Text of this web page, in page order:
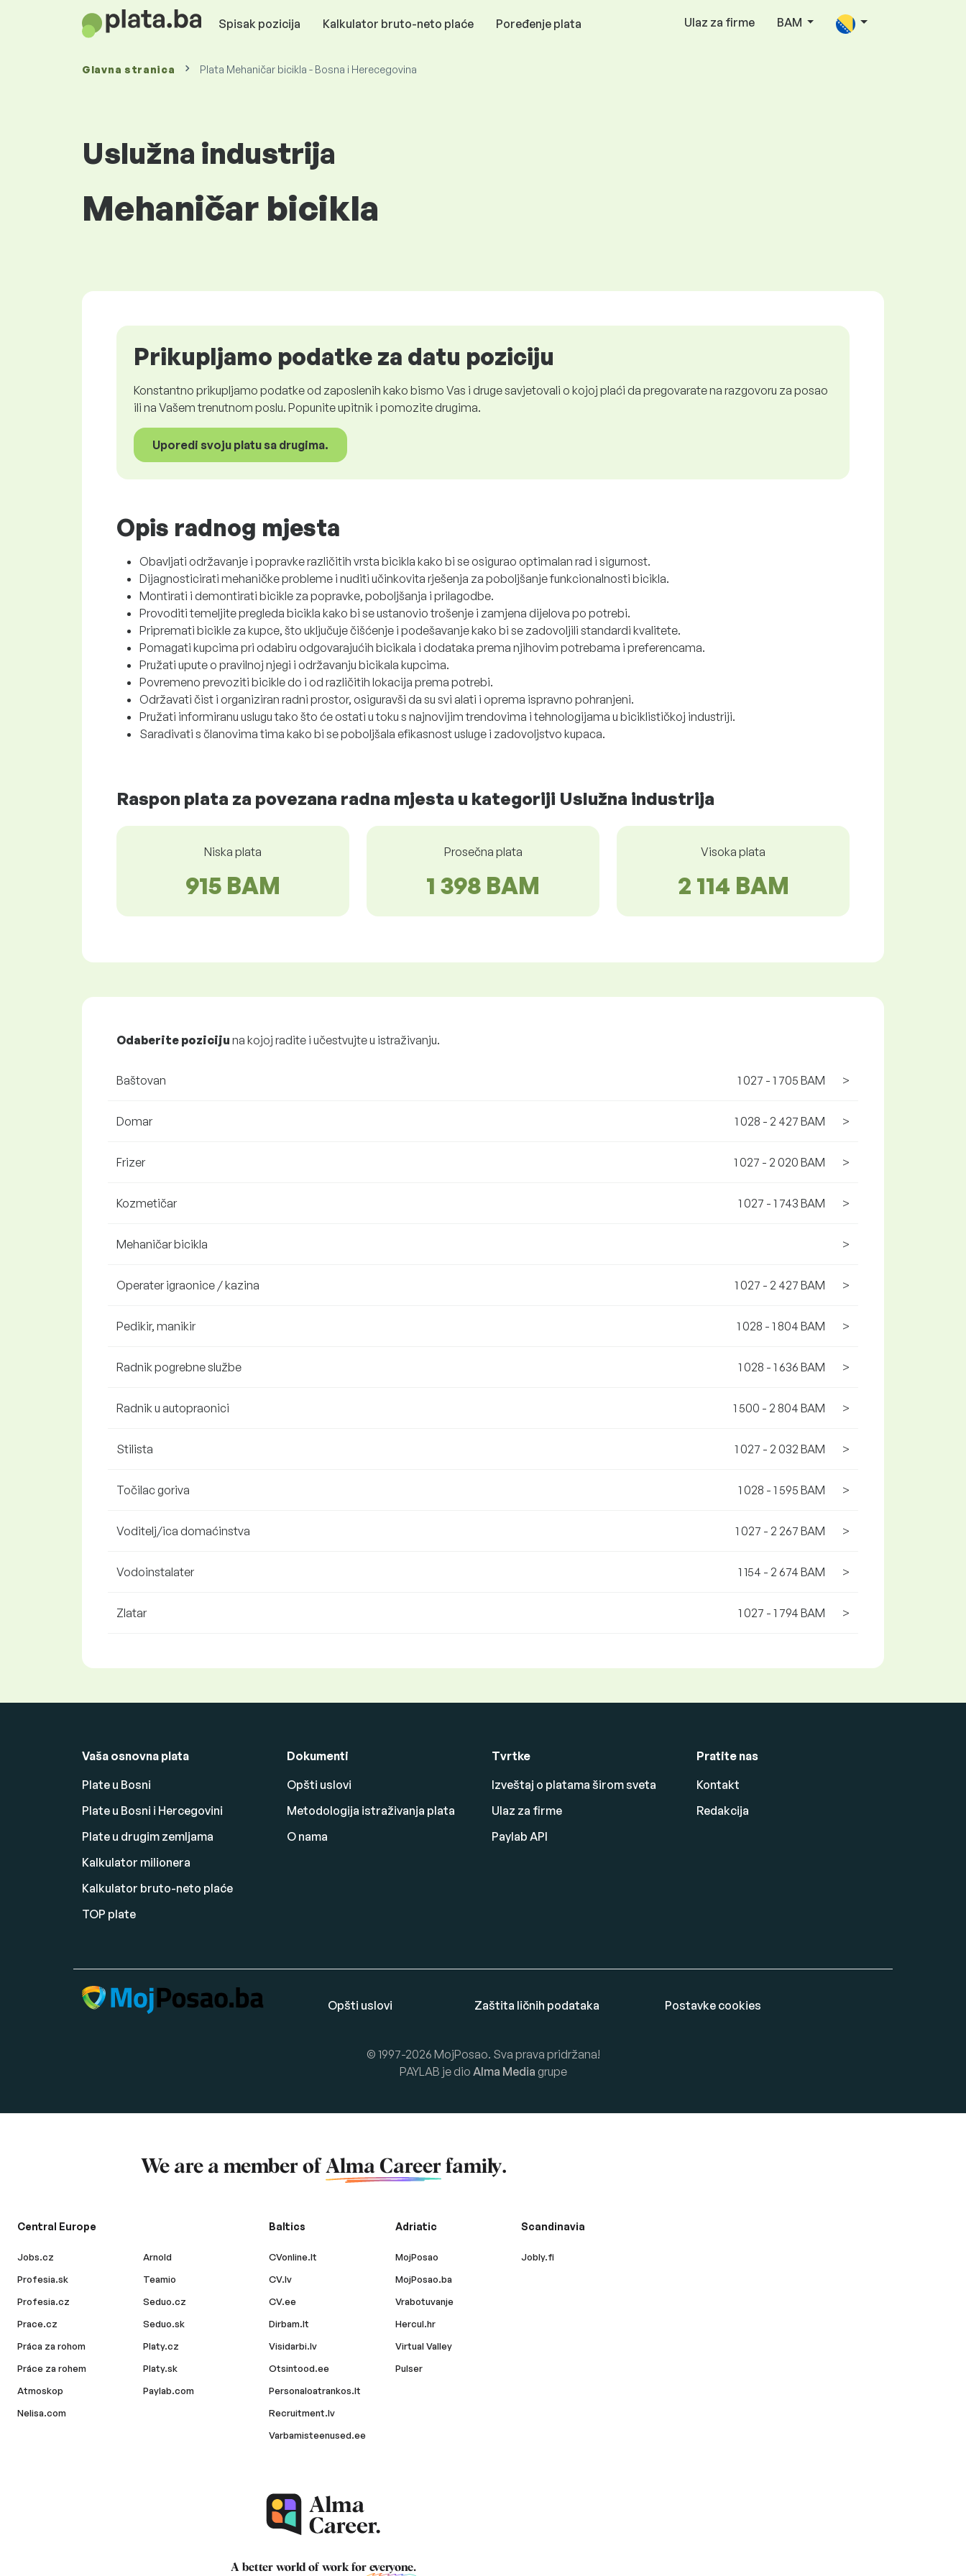
Spisak pozicija Kalkulator bruto-neto plaće Poređenje plata Ulaz za firme BAM
Glavna stranica Plata Mehaničar bicikla - Bosna i Herecegovina
Uslužna industrija
Mehaničar bicikla
Prikupljamo podatke za datu poziciju
Konstantno prikupljamo podatke od zaposlenih kako bismo Vas i druge savjetovali o kojoj plaći da pregovarate na razgovoru za posao
ili na Vašem trenutnom poslu. Popunite upitnik i pomozite drugima.
Uporedi svoju platu sa drugima.
Opis radnog mjesta
Obavljati održavanje i popravke različitih vrsta bicikla kako bi se osigurao optimalan rad i sigurnost.
Dijagnosticirati mehaničke probleme i nuditi učinkovita rješenja za poboljšanje funkcionalnosti bicikla.
Montirati i demontirati bicikle za popravke, poboljšanja i prilagodbe.
Provoditi temeljite pregleda bicikla kako bi se ustanovio trošenje i zamjena dijelova po potrebi.
Pripremati bicikle za kupce, što uključuje čišćenje i podešavanje kako bi se zadovoljili standardi kvalitete.
Pomagati kupcima pri odabiru odgovarajućih bicikala i dodataka prema njihovim potrebama i preferencama.
Pružati upute o pravilnoj njegi i održavanju bicikala kupcima.
Povremeno prevoziti bicikle do i od različitih lokacija prema potrebi.
Održavati čist i organiziran radni prostor, osiguravši da su svi alati i oprema ispravno pohranjeni.
Pružati informiranu uslugu tako što će ostati u toku s najnovijim trendovima i tehnologijama u biciklističkoj industriji.
Saradivati s članovima tima kako bi se poboljšala efikasnost usluge i zadovoljstvo kupaca.
Raspon plata za povezana radna mjesta u kategoriji Uslužna industrija
Niska plata
915 BAM
Prosečna plata
1 398 BAM
Visoka plata
2 114 BAM
Odaberite poziciju na kojoj radite i učestvujte u istraživanju.
Baštovan 1 027 - 1 705 BAM >
Domar 1 028 - 2 427 BAM >
Frizer 1 027 - 2 020 BAM >
Kozmetičar 1 027 - 1 743 BAM >
Mehaničar bicikla >
Operater igraonice / kazina 1 027 - 2 427 BAM >
Pedikir, manikir 1 028 - 1 804 BAM >
Radnik pogrebne službe 1 028 - 1 636 BAM >
Radnik u autopraonici 1 500 - 2 804 BAM >
Stilista 1 027 - 2 032 BAM >
Točilac goriva 1 028 - 1 595 BAM >
Voditelj/ica domaćinstva 1 027 - 2 267 BAM >
Vodoinstalater 1 154 - 2 674 BAM >
Zlatar 1 027 - 1 794 BAM >
Vaša osnovna plata
Plate u Bosni
Plate u Bosni i Hercegovini
Plate u drugim zemljama
Kalkulator milionera
Kalkulator bruto-neto plaće
TOP plate
Dokumenti
Opšti uslovi
Metodologija istraživanja plata
O nama
Tvrtke
Izveštaj o platama širom sveta
Ulaz za firme
Paylab API
Pratite nas
Kontakt
Redakcija
Opšti uslovi Zaštita ličnih podataka Postavke cookies
© 1997-2026 MojPosao. Sva prava pridržana!
PAYLAB je dio Alma Media grupe
We are a member of Alma Careerfamily.
Central Europe
Jobs.cz
Profesia.sk
Profesia.cz
Prace.cz
Práca za rohom
Práce za rohem
Atmoskop
Nelisa.com
Arnold
Teamio
Seduo.cz
Seduo.sk
Platy.cz
Platy.sk
Paylab.com
Baltics
CVonline.lt
CV.lv
CV.ee
Dirbam.lt
Visidarbi.lv
Otsintood.ee
Personaloatrankos.lt
Recruitment.lv
Varbamisteenused.ee
Adriatic
MojPosao
MojPosao.ba
Vrabotuvanje
Hercul.hr
Virtual Valley
Pulser
Scandinavia
Jobly.fi
A better world of work for everyone.